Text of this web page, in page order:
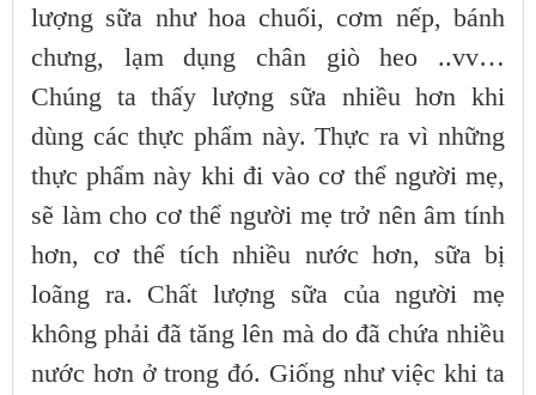
lượng sữa như hoa chuối, cơm nếp, bánh
chưng, lạm dụng chân giò heo ..vv…
Chúng ta thấy lượng sữa nhiều hơn khi
dùng các thực phẩm này. Thực ra vì những
thực phẩm này khi đi vào cơ thể người mẹ,
sẽ làm cho cơ thể người mẹ trở nên âm tính
hơn, cơ thể tích nhiều nước hơn, sữa bị
loãng ra. Chất lượng sữa của người mẹ
không phải đã tăng lên mà do đã chứa nhiều
nước hơn ở trong đó. Giống như việc khi ta